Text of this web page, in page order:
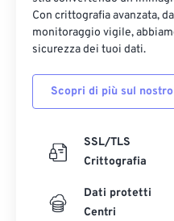
Con crittografia avanzata,
monitoraggio vigile,
sicurezza dei tuoi dati.
Scopri di più sul
SSL/TLS
Crittografia
Dati protetti
Centri